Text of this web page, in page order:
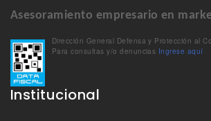
Asesoramiento empresario en
Dirección General Defensa y Protección al
Para consultas y/o denuncias Ingrese aquí
Institucional